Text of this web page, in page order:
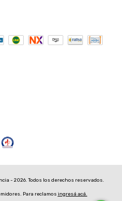
- 2026. Todos los derechos reservados.
Para reclamos ingresá acá.